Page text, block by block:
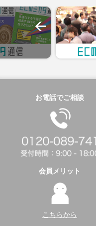
お電話でご相談
会員メリット
こちらから